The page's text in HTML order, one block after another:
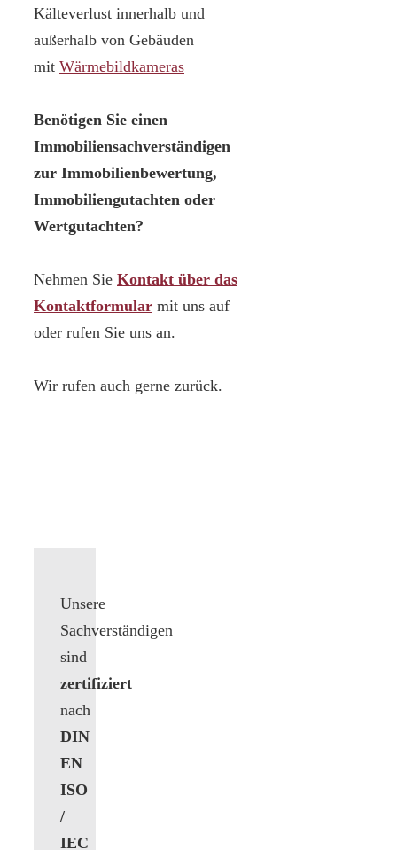
Kälteverlust innerhalb und
außerhalb von Gebäuden
mit Wärmebildkameras
Benötigen Sie einen
Immobiliensachverständigen
zur Immobilienbewertung,
Immobiliengutachten oder
Wertgutachten?
Nehmen Sie Kontakt über das
Kontaktformular mit uns auf
oder rufen Sie uns an.
Wir rufen auch gerne zurück.
Unsere
Sachverständigen
sind
zertifiziert
nach
DIN
EN
ISO
/
IEC